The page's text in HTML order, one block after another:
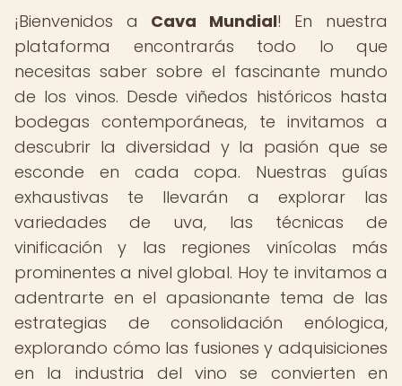
¡Bienvenidos a Cava Mundial! En nuestra
plataforma encontrarás todo lo que
necesitas saber sobre el fascinante mundo
de los vinos. Desde viñedos históricos hasta
bodegas contemporáneas, te invitamos a
descubrir la diversidad y la pasión que se
esconde en cada copa. Nuestras guías
exhaustivas te llevarán a explorar las
variedades de uva, las técnicas de
vinificación y las regiones vinícolas más
prominentes a nivel global. Hoy te invitamos a
adentrarte en el apasionante tema de las
estrategias de consolidación enólogica,
explorando cómo las fusiones y adquisiciones
en la industria del vino se convierten en